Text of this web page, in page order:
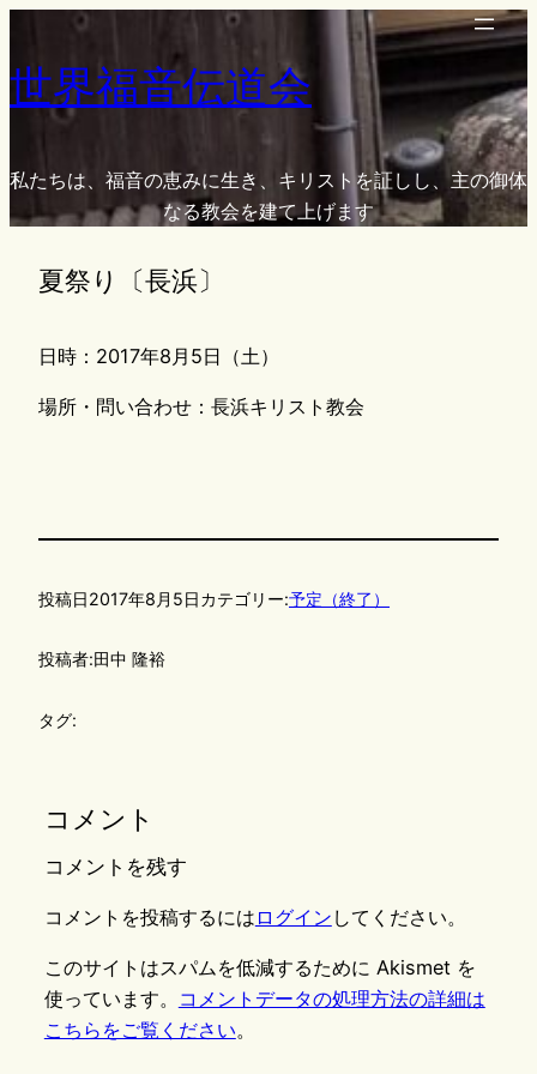
を
ッ
世界福音伝道会
私たちは、福音の恵みに生き、キリストを証しし、主の御体
なる教会を建て上げます
夏祭り〔長浜〕
日時：2017年8月5日（土）
場所・問い合わせ：長浜キリスト教会
投稿日2017年8月5日カテゴリー:予定（終了）
投稿者:田中 隆裕
タグ:
コメント
コメントを残す
コメントを投稿するには ログイン してください。
このサイトはスパムを低減するために Akismet を
使っています。
コメントデータの処理方法の詳細は
こちらをご覧ください。